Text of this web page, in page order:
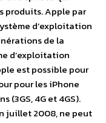
produits. Apple par
d’exploitation
de la
d’exploitation
est possible pour
pour les iPhone
(3GS, 4G et 4GS).
juillet 2008, ne peut